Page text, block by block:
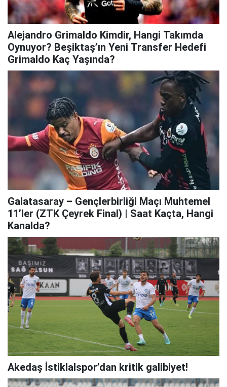
Alejandro Grimaldo Kimdir, Hangi Takımda
Oynuyor? Beşiktaş’ın Yeni Transfer Hedefi
Grimaldo Kaç Yaşında?
Galatasaray – Gençlerbirliği Maçı Muhtemel
11’ler (ZTK Çeyrek Final) | Saat Kaçta, Hangi
Kanalda?
Akedaş İstiklalspor’dan kritik galibiyet!